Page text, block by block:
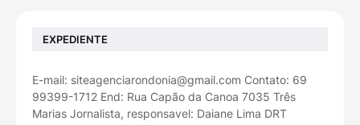
EXPEDIENTE
E-mail: siteagenciarondonia@gmail.com Contato: 69
99399-1712 End: Rua Capão da Canoa 7035 Três
Marias Jornalista, responsavel: Daiane Lima DRT